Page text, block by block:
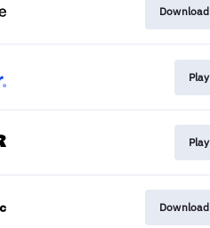
Download
Play
Play
Download